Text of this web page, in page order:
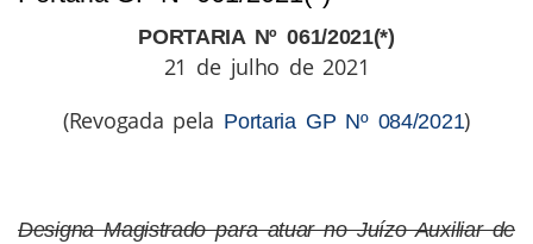
PORTARIA Nº 061/2021(*)
21 de julho de 2021
(Revogada pela Portaria GP Nº 084/2021)
Designa Magistrado para atuar no Juízo Auxiliar de